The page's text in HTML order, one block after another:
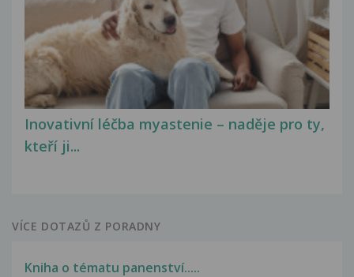
Inovativní léčba myastenie – naděje pro ty,
kteří ji...
VÍCE DOTAZŮ Z PORADNY
Kniha o tématu panenství.....